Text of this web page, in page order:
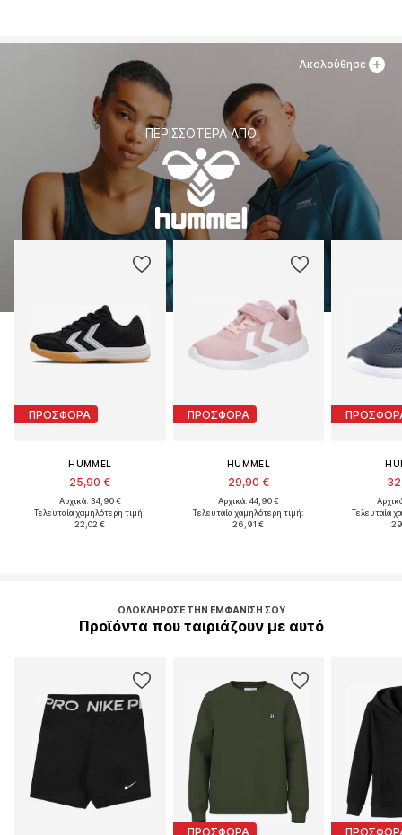
ΠΕΡΙΣΣΌΤΕΡΑ ΑΠΌ
ΠΡΟΣΦΟΡΑ
HUMMEL
25,90 €
Αρχικά: 34,90 €
Τελευταία χαμηλότερη τιμή:
22,02 €
ΠΡΟΣΦΟΡΑ
HUMMEL
29,90 €
Αρχικά: 44,90 €
Τελευταία χαμηλότερη τιμή:
26,91 €
Τελευταία
Ακολούθησε
ΟΛΟΚΛΉΡΩΣΕ ΤΗΝ ΕΜΦΆΝΙΣΉ ΣΟΥ
Προϊόντα που ταιριάζουν με αυτό
ΠΡΟΣΦΟΡΑ